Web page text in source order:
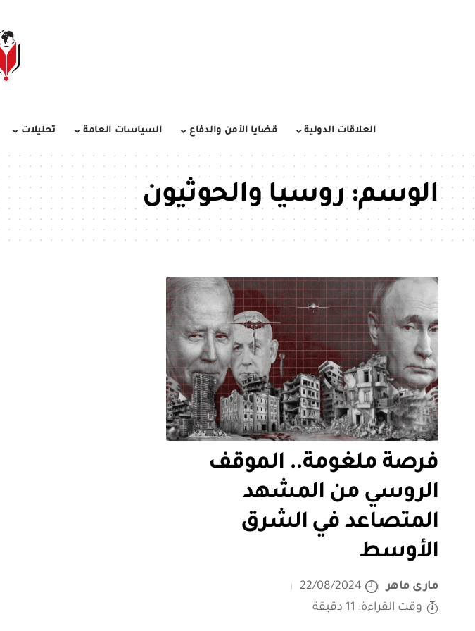
العلاقات الدولية قضايا الأمن والدفاع السياسات العامة تحليلات
الوسم:روسيا والحوثيون
فرصة ملغومة.. الموقف
الروسي من المشهد
المتصاعد في الشرق
الأوسط
مارى ماهر
22/08/2024
وقت القراءة: 11 دقيقة